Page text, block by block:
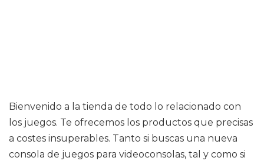
Bienvenido a la tienda de todo lo relacionado con
los juegos. Te ofrecemos los productos que precisas
a costes insuperables. Tanto si buscas una nueva
consola de juegos para videoconsolas, tal y como si